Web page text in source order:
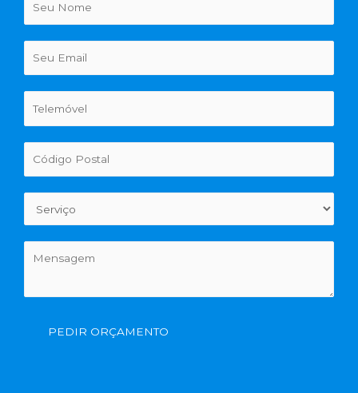
PEDIR ORÇAMENTO